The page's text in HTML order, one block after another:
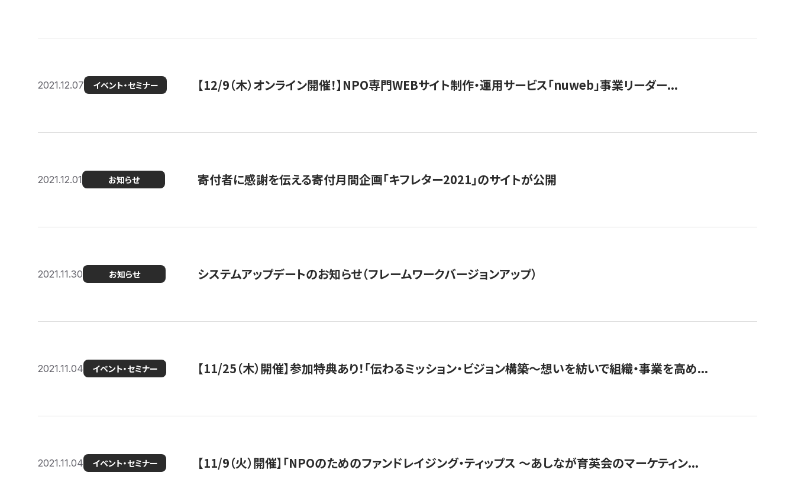
2021.12.07 イベント・セミナー 【12/9（木）オンライン開催！】NPO専門WEBサイト制作・運用サービス「nuweb」事業リーダー...
2021.12.01 お知らせ 寄付者に感謝を伝える寄付月間企画「キフレター2021」のサイトが公開
2021.11.30 お知らせ システムアップデートのお知らせ（フレームワークバージョンアップ）
2021.11.04 イベント・セミナー 【11/25（木）開催】参加特典あり！「伝わるミッション・ビジョン構築〜想いを紡いで組織・事業を高め...
2021.11.04 イベント・セミナー 【11/9（火）開催】「NPOのためのファンドレイジング・ティップス 〜あしなが育英会のマーケティン...